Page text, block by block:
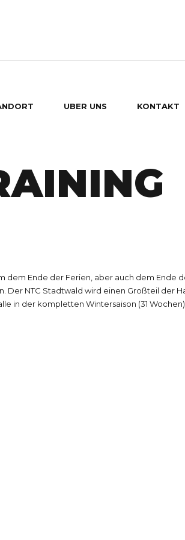
UBER UNS KONTAKT
Ende der Ferien, aber auch dem Ende
NTC Stadtwald wird einen Großteil der
in der kompletten Wintersaison (31